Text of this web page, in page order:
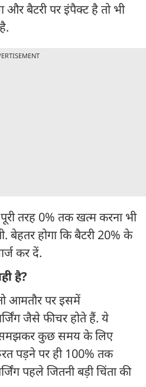
और बैटरी पर इंपैक्ट है तो भी
पूरी तरह 0% तक खत्म करना भी
बेहतर होगा कि बैटरी 20% के
कर दें.
है?
आमतौर पर इसमें
जैसे फीचर होते हैं. ये
कुछ समय के लिए
पड़ने पर ही 100% तक
पहले जितनी बड़ी चिंता की